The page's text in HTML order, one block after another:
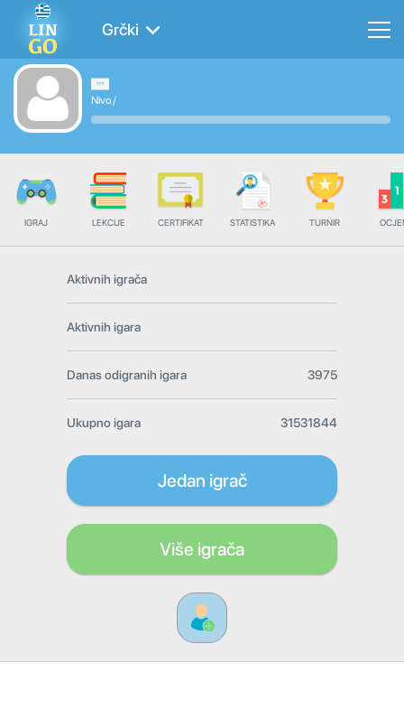
Grčki
Nivo/
IGRAJ LEKCIJE CERTIFIKAT STATISTIKA TURNIR
Aktivnih igrača
Aktivnih igara
Danas odigranih igara 3975
Ukupno igara 31531844
Jedan igrač
Više igrača